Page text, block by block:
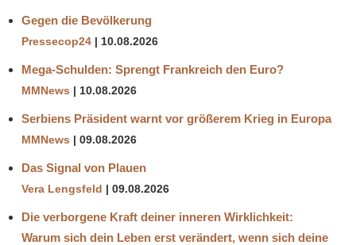
Gegen die Bevölkerung
Pressecop24 10.08.2026
Mega-Schulden: Sprengt Frankreich den Euro?
MMNews 10.08.2026
Serbiens Präsident warnt vor größerem Krieg in Europa
MMNews 09.08.2026
Das Signal von Plauen
Vera Lengsfeld 09.08.2026
Die verborgene Kraft deiner inneren Wirklichkeit:
Warum sich dein Leben erst verändert, wenn sich deine